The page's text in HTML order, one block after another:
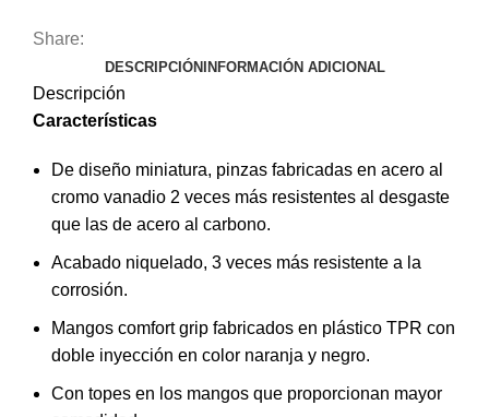
Share:
DESCRIPCIÓNINFORMACIÓN ADICIONAL
Descripción
Características
De diseño miniatura, pinzas fabricadas en acero al
cromo vanadio 2 veces más resistentes al desgaste
que las de acero al carbono.
Acabado niquelado, 3 veces más resistente a la
corrosión.
Mangos comfort grip fabricados en plástico TPR con
doble inyección en color naranja y negro.
Con topes en los mangos que proporcionan mayor